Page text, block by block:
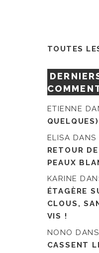
TOUTES
ETIENNE
QUELQUES)
ELISA DANS
RETOUR
PEAUX
KARINE
ÉTAGÈRE
CLOUS,
VIS !
NONO DANS
CASSENT